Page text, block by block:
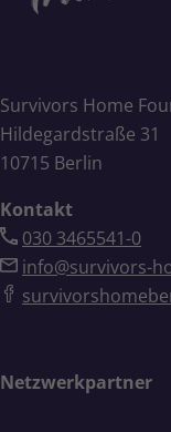
Survivors Home
Hildegardstraße 31
10715 Berlin
Kontakt
030 3465541-0
info@survivors-
Netzwerkpartner